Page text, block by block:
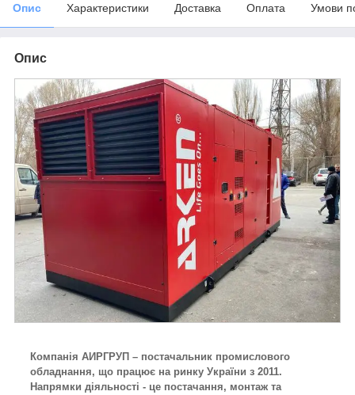
Опис Характеристики Доставка Оплата Умови
Опис
Компанія АИРГРУП – постачальник промислового
обладнання, що працює на ринку України з 2011.
Напрямки діяльності - це постачання, монтаж та